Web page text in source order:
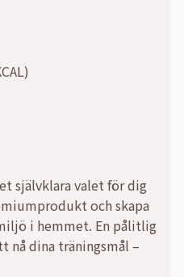
självklara valet för dig
och skapa
i hemmet. En pålitlig
nå dina träningsmål –